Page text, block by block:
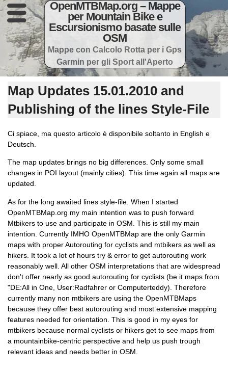
OpenMTBMap.org – Mappe
per Mountain Bike e
Escursionismo basate sulle
OSM
Mappe con Calcolo Rotta per i Gps
Garmin per gli Sport all'Aperto
Map Updates 15.01.2010 and
Publishing of the lines Style-File
Ci spiace, ma questo articolo è disponibile soltanto in English e
Deutsch.
The map updates brings no big differences. Only some small
changes in POI layout (mainly cities). This time again all maps are
updated.
As for the long awaited lines style-file. When I started
OpenMTBMap.org my main intention was to push forward
Mtbikers to use and participate in OSM. This is still my main
intention. Currently IMHO OpenMTBMap are the only Garmin
maps with proper Autorouting for cyclists and mtbikers as well as
hikers. It took a lot of hours try & error to get autorouting work
reasonably well. All other OSM interpretations that are widespread
don't offer nearly as good autorouting for cyclists (be it maps from
"DE:All in One, User:Radfahrer or Computerteddy). Therefore
currently many non mtbikers are using the OpenMTBMaps
because they offer best autorouting and most extensive mapping
features needed for orientation. This is good in my eyes for
mtbikers because normal cyclists or hikers get to see maps from
a mountainbike-centric perspective and help us push trough
relevant ideas and needs better in OSM.